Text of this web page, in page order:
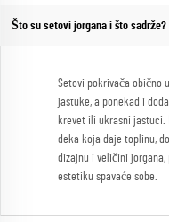
Što su setovi jorgana i što sadrže?
Setovi pokrivača obično
jastuke, a ponekad i
krevet ili ukrasni jastuci.
deka koja daje toplinu,
dizajnu i veličini
estetiku spavaće sobe.